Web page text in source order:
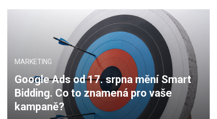
MARKETING
Google Ads od 17. srpna mění Smart
Bidding. Co to znamená pro vaše
kampaně?